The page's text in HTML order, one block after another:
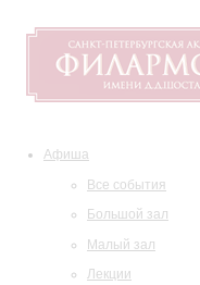
Афиша
Все события
Большой зал
Малый зал
Лекции